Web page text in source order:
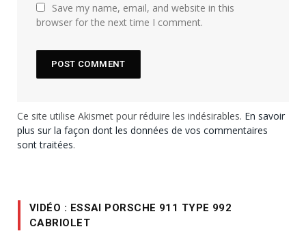
Save my name, email, and website in this
browser for the next time I comment.
Ce site utilise Akismet pour réduire les indésirables. En savoir
plus sur la façon dont les données de vos commentaires
sont traitées.
VIDÉO : ESSAI PORSCHE 911 TYPE 992
CABRIOLET